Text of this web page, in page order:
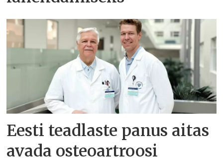
Eesti teadlaste panus aitas
avada osteoartroosi